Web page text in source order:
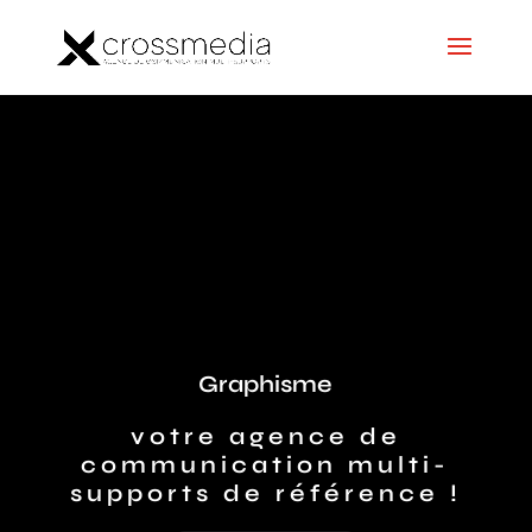
Graphisme
votre agence de
communication multi-
supports de référence !